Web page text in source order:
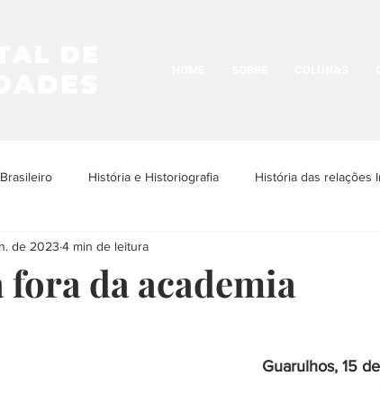
História e Historiografia História das relações
Indígenas História e Cultura LGBTQIA+
fora da academia
de 2023 4 min de leitura
Guarulhos, 15